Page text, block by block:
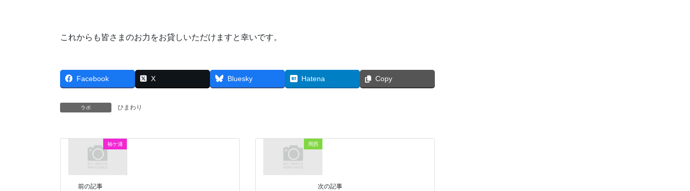
これからも皆さまのお力をお貸しいただけますと幸いです。
Facebook X Bluesky Hatena Copy
ラボ ひまわり
袖ケ浦
前の記事
周西
次の記事